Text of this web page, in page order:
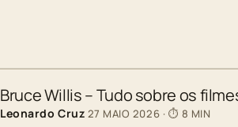
Bruce Willis – Tudo sobre os
Leonardo Cruz 27 MAIO 2026 · ⏱ 8 MIN